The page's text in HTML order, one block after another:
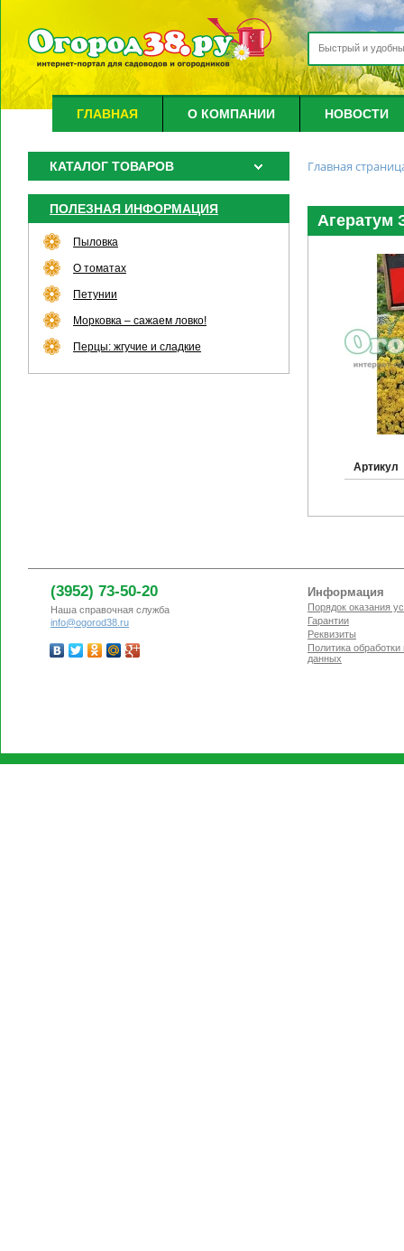
ГЛАВНАЯ О КОМПАНИИ НОВОСТИ
КАТАЛОГ ТОВАРОВ
ПОЛЕЗНАЯ ИНФОРМАЦИЯ
Пыловка
О томатах
Петунии
Морковка – сажаем ловко!
Перцы: жгучие и сладкие
Главная
Агератум
Артикул
(3952) 73-50-20
Наша справочная служба
info@ogorod38.ru
Информация
Порядок оказания
Гарантии
Реквизиты
Политика
данных